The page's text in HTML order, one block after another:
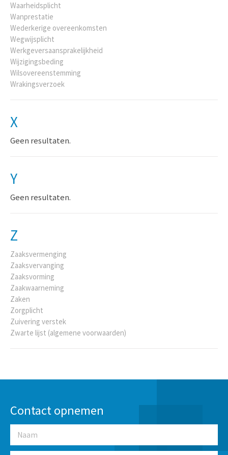
Waarheidsplicht
Wanprestatie
Wederkerige overeenkomsten
Wegwijsplicht
Werkgeversaansprakelijkheid
Wijzigingsbeding
Wilsovereenstemming
Wrakingsverzoek
X
Geen resultaten.
Y
Geen resultaten.
Z
Zaaksvermenging
Zaaksvervanging
Zaaksvorming
Zaakwaarneming
Zaken
Zorgplicht
Zuivering verstek
Zwarte lijst (algemene voorwaarden)
Contact opnemen